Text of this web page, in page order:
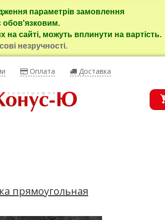
параметрів замовлення
обов'язковим.
на сайті, можуть вплинути на вартість.
незручності.
Оплата Доставка
прямоугольная